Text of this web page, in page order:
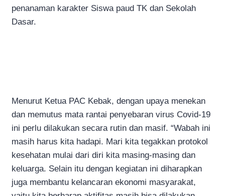
penanaman karakter Siswa paud TK dan Sekolah
Dasar.
Menurut Ketua PAC Kebak, dengan upaya menekan
dan memutus mata rantai penyebaran virus Covid-19
ini perlu dilakukan secara rutin dan masif. “Wabah ini
masih harus kita hadapi. Mari kita tegakkan protokol
kesehatan mulai dari diri kita masing-masing dan
keluarga. Selain itu dengan kegiatan ini diharapkan
juga membantu kelancaran ekonomi masyarakat,